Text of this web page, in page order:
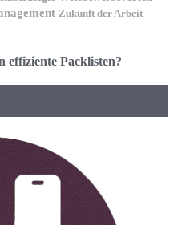
Zukunft der Arbeit
effiziente Packlisten?